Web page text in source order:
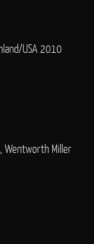
USA 2010
Wentworth Miller